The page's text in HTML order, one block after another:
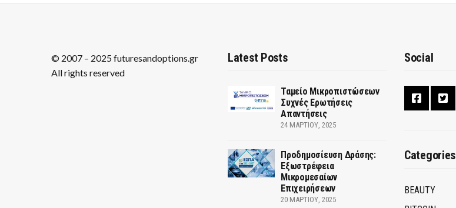
© 2007 – 2025 futuresandoptions.gr
All rights reserved
Latest Posts
Ταμείο Μικροπιστώσεων
Συχνές Ερωτήσεις
Απαντήσεις
24 ΜΑΡΤΊΟΥ, 2025
Προδημοσίευση Δράσης:
Εξωστρέφεια
Μικρομεσαίων
Επιχειρήσεων
20 ΜΑΡΤΊΟΥ, 2025
Social
Categories
BEAUTY